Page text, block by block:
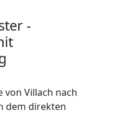
-
Villach nach
dem direkten